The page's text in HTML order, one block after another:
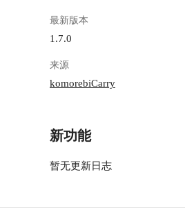
最新版本
1.7.0
来源
komorebiCarry
新功能
暂无更新日志